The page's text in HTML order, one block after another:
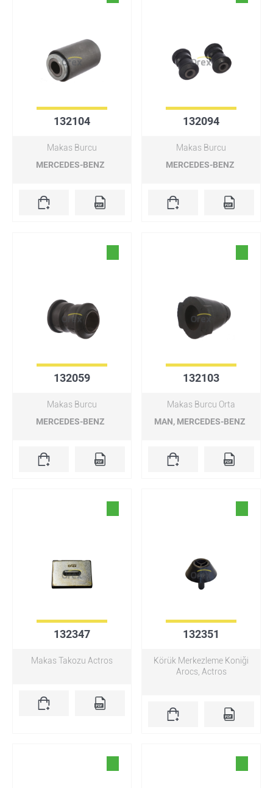
132104
Makas Burcu
MERCEDES-BENZ
132094
Makas Burcu
MERCEDES-BENZ
132059
Makas Burcu
MERCEDES-BENZ
132103
Makas Burcu Orta
MAN, MERCEDES-BENZ
132347
Makas Takozu Actros
132351
Körük Merkezleme Koniği
Arocs, Actros